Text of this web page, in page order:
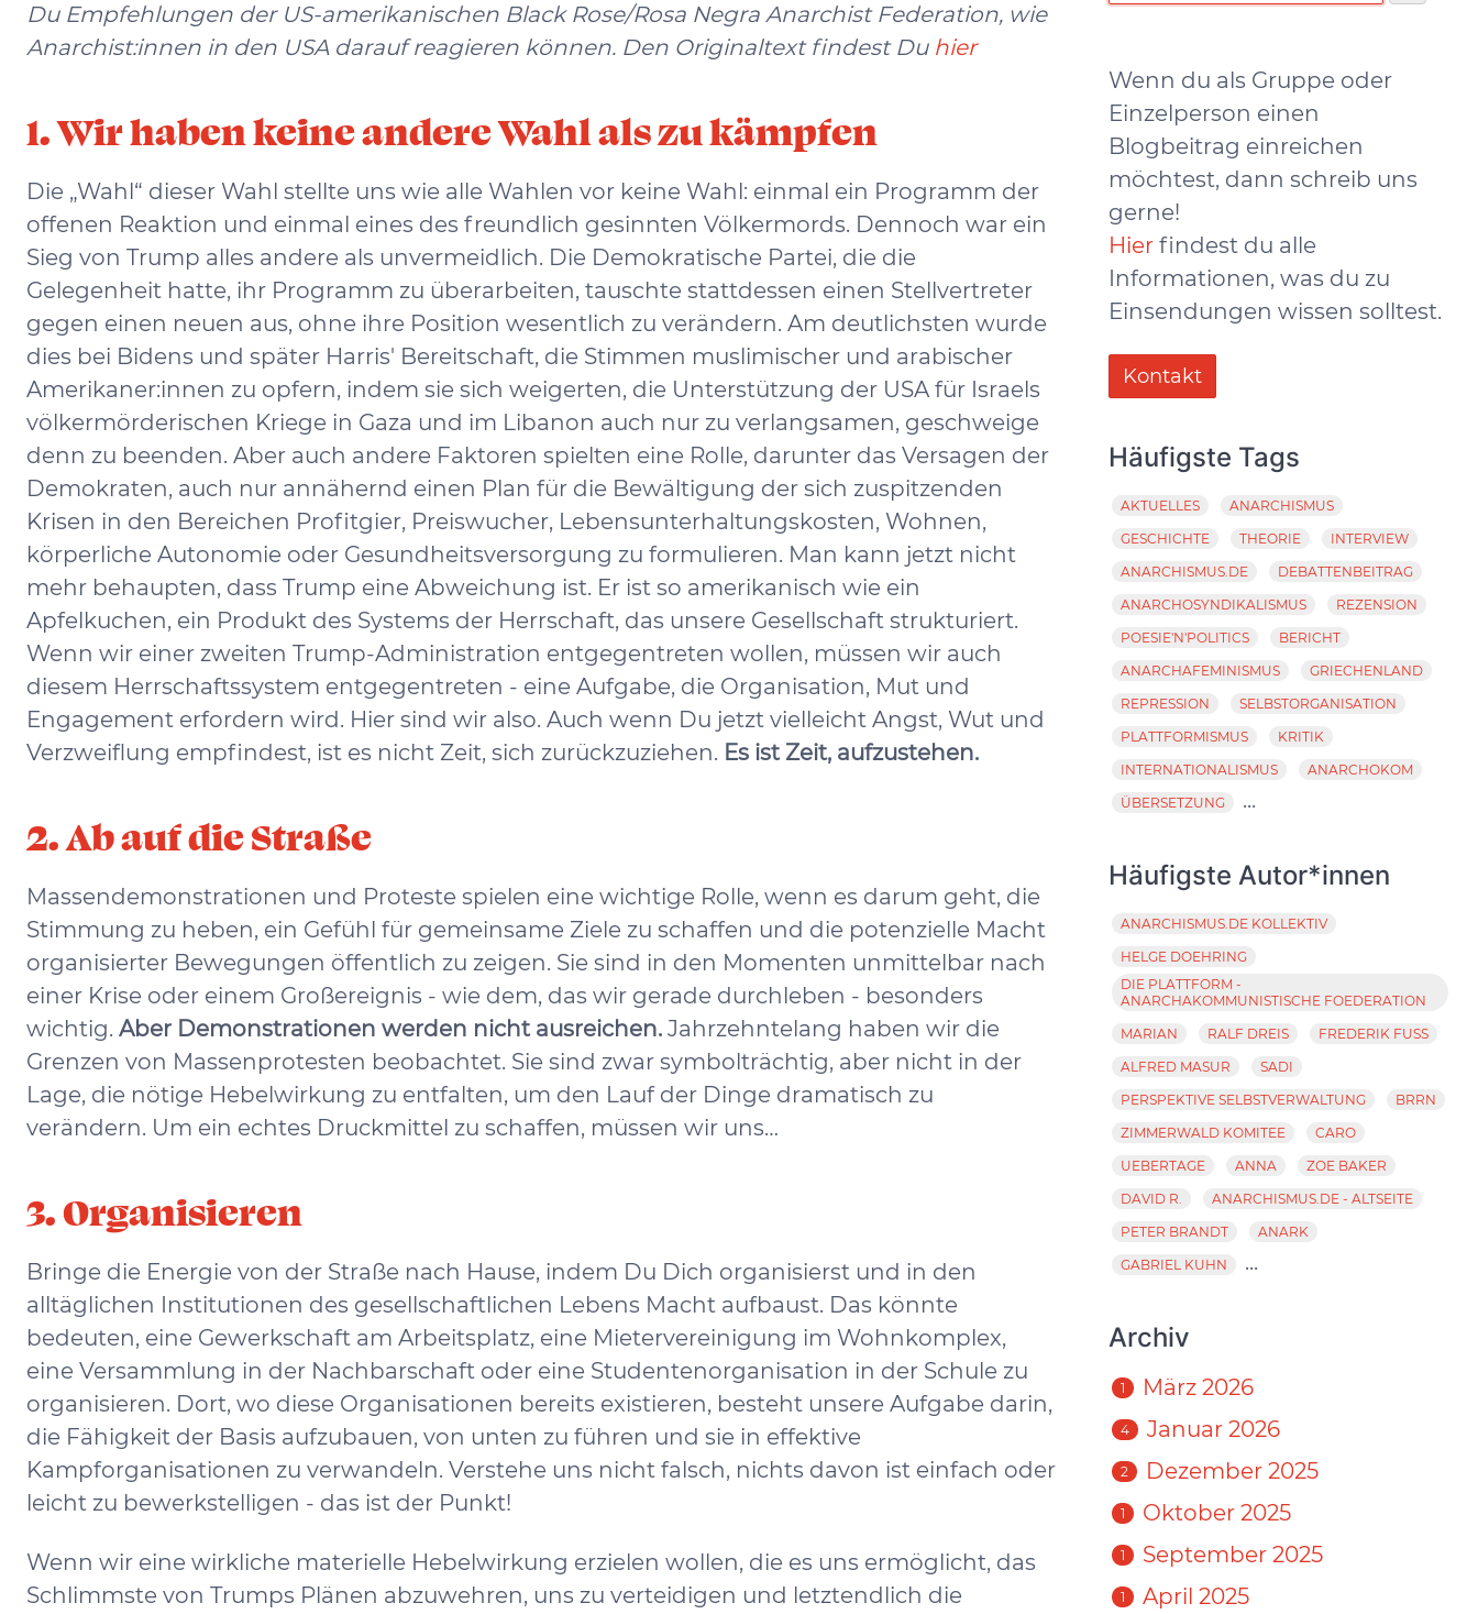
Du Empfehlungen der US-amerikanischen Black Rose/Rosa Negra Anarchist Federation, wie
Anarchist:innen in den USA darauf reagieren können. Den Originaltext findest Du hier
1. Wir haben keine andere Wahl als zu kämpfen
Die „Wahl“ dieser Wahl stellte uns wie alle Wahlen vor keine Wahl: einmal ein Programm der
offenen Reaktion und einmal eines des freundlich gesinnten Völkermords. Dennoch war ein
Sieg von Trump alles andere als unvermeidlich. Die Demokratische Partei, die die
Gelegenheit hatte, ihr Programm zu überarbeiten, tauschte stattdessen einen Stellvertreter
gegen einen neuen aus, ohne ihre Position wesentlich zu verändern. Am deutlichsten wurde
dies bei Bidens und später Harris' Bereitschaft, die Stimmen muslimischer und arabischer
Amerikaner:innen zu opfern, indem sie sich weigerten, die Unterstützung der USA für Israels
völkermörderischen Kriege in Gaza und im Libanon auch nur zu verlangsamen, geschweige
denn zu beenden. Aber auch andere Faktoren spielten eine Rolle, darunter das Versagen der
Demokraten, auch nur annähernd einen Plan für die Bewältigung der sich zuspitzenden
Krisen in den Bereichen Profitgier, Preiswucher, Lebensunterhaltungskosten, Wohnen,
körperliche Autonomie oder Gesundheitsversorgung zu formulieren. Man kann jetzt nicht
mehr behaupten, dass Trump eine Abweichung ist. Er ist so amerikanisch wie ein
Apfelkuchen, ein Produkt des Systems der Herrschaft, das unsere Gesellschaft strukturiert.
Wenn wir einer zweiten Trump-Administration entgegentreten wollen, müssen wir auch
diesem Herrschaftssystem entgegentreten - eine Aufgabe, die Organisation, Mut und
Engagement erfordern wird. Hier sind wir also. Auch wenn Du jetzt vielleicht Angst, Wut und
Verzweiflung empfindest, ist es nicht Zeit, sich zurückzuziehen. Es ist Zeit, aufzustehen.
2. Ab auf die Straße
Massendemonstrationen und Proteste spielen eine wichtige Rolle, wenn es darum geht, die
Stimmung zu heben, ein Gefühl für gemeinsame Ziele zu schaffen und die potenzielle Macht
organisierter Bewegungen öffentlich zu zeigen. Sie sind in den Momenten unmittelbar nach
einer Krise oder einem Großereignis - wie dem, das wir gerade durchleben - besonders
wichtig. Aber Demonstrationen werden nicht ausreichen. Jahrzehntelang haben wir die
Grenzen von Massenprotesten beobachtet. Sie sind zwar symbolträchtig, aber nicht in der
Lage, die nötige Hebelwirkung zu entfalten, um den Lauf der Dinge dramatisch zu
verändern. Um ein echtes Druckmittel zu schaffen, müssen wir uns…
3. Organisieren
Bringe die Energie von der Straße nach Hause, indem Du Dich organisierst und in den
alltäglichen Institutionen des gesellschaftlichen Lebens Macht aufbaust. Das könnte
bedeuten, eine Gewerkschaft am Arbeitsplatz, eine Mietervereinigung im Wohnkomplex,
eine Versammlung in der Nachbarschaft oder eine Studentenorganisation in der Schule zu
organisieren. Dort, wo diese Organisationen bereits existieren, besteht unsere Aufgabe darin,
die Fähigkeit der Basis aufzubauen, von unten zu führen und sie in effektive
Kampforganisationen zu verwandeln. Verstehe uns nicht falsch, nichts davon ist einfach oder
leicht zu bewerkstelligen - das ist der Punkt!
Wenn wir eine wirkliche materielle Hebelwirkung erzielen wollen, die es uns ermöglicht, das
Schlimmste von Trumps Plänen abzuwehren, uns zu verteidigen und letztendlich die
Wenn du als Gruppe oder
Einzelperson einen
Blogbeitrag einreichen
möchtest, dann schreib uns
gerne!
Hier findest du alle
Informationen, was du zu
Einsendungen wissen solltest.
Kontakt
Häufigste Tags
AKTUELLES
ANARCHISMUS
GESCHICHTE
THEORIE
INTERVIEW
ANARCHISMUS.DE
DEBATTENBEITRAG
ANARCHOSYNDIKALISMUS
REZENSION
POESIE'N'POLITICS
BERICHT
ANARCHAFEMINISMUS
GRIECHENLAND
REPRESSION
SELBSTORGANISATION
PLATTFORMISMUS
KRITIK
INTERNATIONALISMUS
ANARCHOKOM
ÜBERSETZUNG
...
Häufigste Autor*innen
ANARCHISMUS.DE KOLLEKTIV
HELGE DOEHRING
DIE PLATTFORM -
ANARCHAKOMMUNISTISCHE FOEDERATION
MARIAN
RALF DREIS
FREDERIK FUSS
ALFRED MASUR
SADI
PERSPEKTIVE SELBSTVERWALTUNG
BRRN
ZIMMERWALD KOMITEE
CARO
UEBERTAGE
ANNA
ZOE BAKER
DAVID R.
ANARCHISMUS.DE - ALTSEITE
PETER BRANDT
ANARK
GABRIEL KUHN
...
Archiv
1 März 2026
4 Januar 2026
2 Dezember 2025
1 Oktober 2025
1 September 2025
1 April 2025